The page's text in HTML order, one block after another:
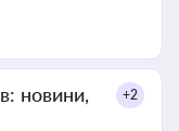
новини,
+2